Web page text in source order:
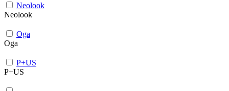
Neolook
Neolook
Oga
Oga
P+US
P+US